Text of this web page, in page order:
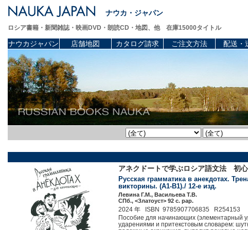
ナウカ・ジャパン
ロシア書籍・新聞雑誌・映画DVD・朗読CD・地図、他 在庫15000タイトル
ナウカジャパン 店舗地図 カタログ請求 ご注文方法 配送・
アネクドートで学ぶロシア語文法 初
Русская грамматика в анекдотах.
викторины. (A1-B1)./ 12-е изд.
Левина Г.М., Васильева Т.В.
СПб., <Златоуст> 92 c. pap.
2024 年 ISBN 9785907706835 R254153
Пособие для начинающих (элементарный
ударениями и притекстовым словарем: